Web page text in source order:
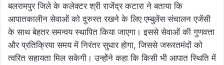
बलरामपुर जिले के कलेक्टर श्री राजेंद्र कटारा ने बताया कि
आपातकालीन सेवाओं को दुरुस्त रखने के लिए एम्बुलेंस संचालन एजेंसी
के साथ बेहतर समन्वय स्थापित किया जाएगा। इससे सेवाओं की गुणवत्ता
और प्रतिक्रिया समय में निरंतर सुधार होगा, जिससे जरूरतमंदों को
त्वरित सहायता मिल सकेगी। उन्होंने कहा कि किसी भी आपात स्थिति में